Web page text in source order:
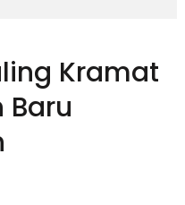
Kramat
Baru